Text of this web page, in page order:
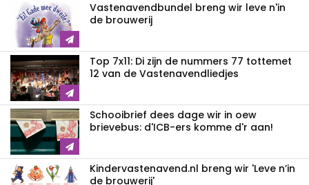
Vastenavendbundel breng wir leve n'in
de brouwerij
Top 7x11: Di zijn de nummers 77 tottemet
12 van de Vastenavendliedjes
Schooibrief dees dage wir in oew
brievebus: d'ICB-ers komme d'r aan!
Kindervastenavend.nl breng wir 'Leve n’in
de brouwerij'